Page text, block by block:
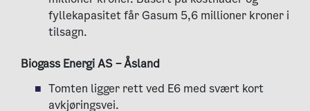
fyllekapasitet får Gasum 5,6 millioner kroner i
tilsagn.
Biogass Energi AS – Åsland
Tomten ligger rett ved E6 med svært kort
avkjøringsvei.